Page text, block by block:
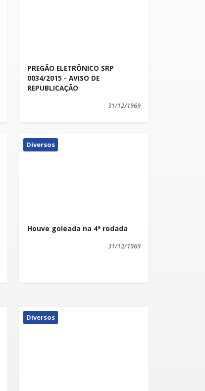
PREGÃO ELETRÔNICO SRP
0034/2015 - AVISO DE
REPUBLICAÇÃO
31/12/1969
Diversos
Houve goleada na 4ª rodada
31/12/1969
Diversos